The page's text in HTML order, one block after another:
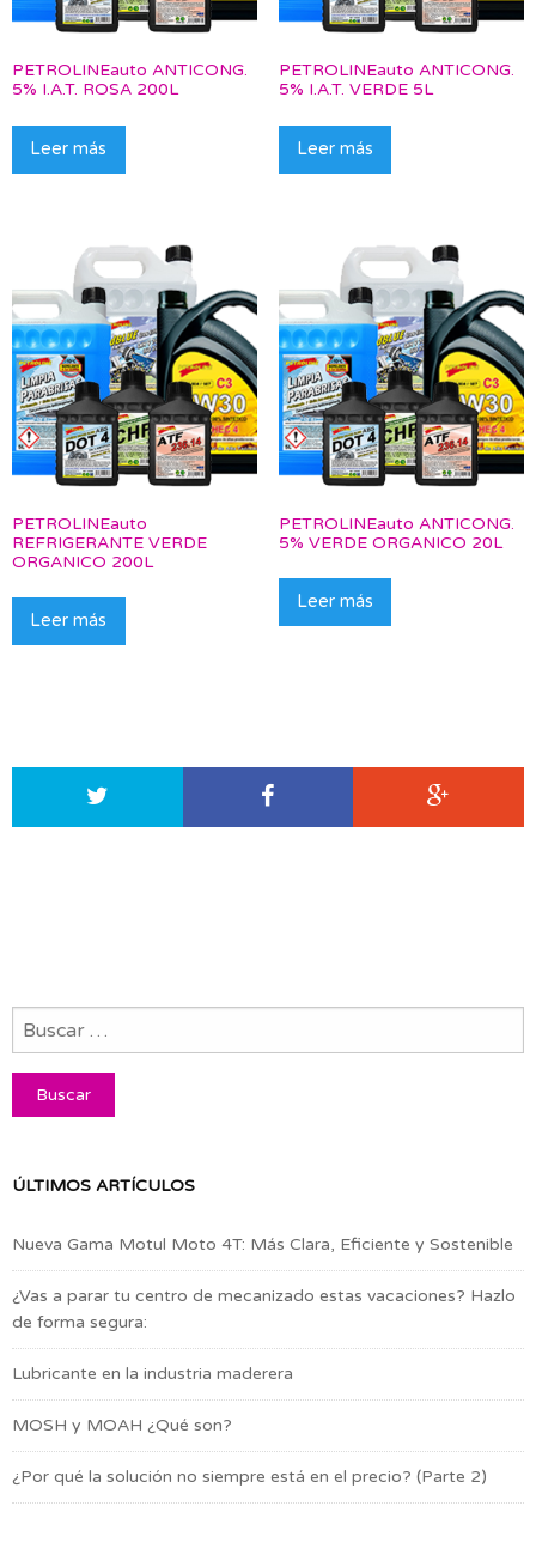
PETROLINEauto ANTICONG.
5% I.A.T. ROSA 200L
Leer más
PETROLINEauto ANTICONG.
5% I.A.T. VERDE 5L
Leer más
PETROLINEauto
REFRIGERANTE VERDE
ORGANICO 200L
Leer más
PETROLINEauto ANTICONG.
5% VERDE ORGANICO 20L
Leer más
ÚLTIMOS ARTÍCULOS
Nueva Gama Motul Moto 4T: Más Clara, Eficiente y Sostenible
¿Vas a parar tu centro de mecanizado estas vacaciones? Hazlo
de forma segura:
Lubricante en la industria maderera
MOSH y MOAH ¿Qué son?
¿Por qué la solución no siempre está en el precio? (Parte 2)